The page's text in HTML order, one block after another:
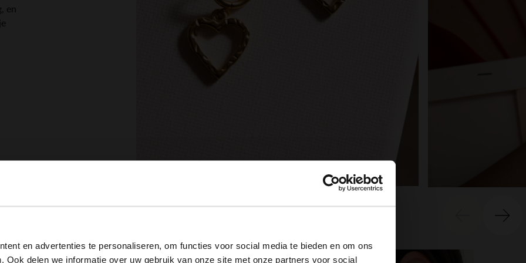
en advertenties te personaliseren, om functies voor social media te bieden en om ons
Ook delen we informatie over uw gebruik van onze site met onze partners voor social
en
×
It looks like your language isn't Dutch. Would you like to